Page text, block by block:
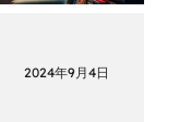
2024年9月4日